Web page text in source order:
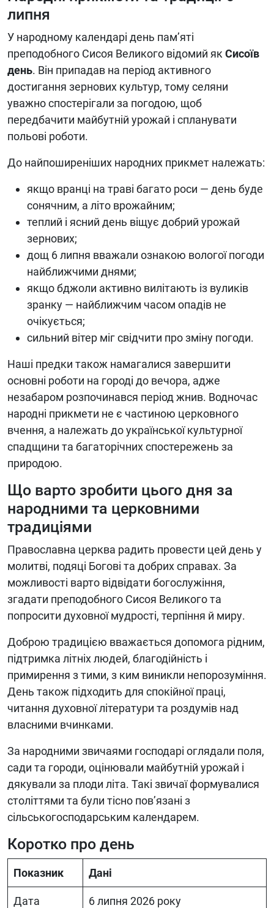
липня
У народному календарі день пам’яті
преподобного Сисоя Великого відомий як Сисоїв
день. Він припадав на період активного
достигання зернових культур, тому селяни
уважно спостерігали за погодою, щоб
передбачити майбутній урожай і спланувати
польові роботи.
До найпоширеніших народних прикмет належать:
якщо вранці на траві багато роси — день буде
сонячним, а літо врожайним;
теплий і ясний день віщує добрий урожай
зернових;
дощ 6 липня вважали ознакою вологої погоди
найближчими днями;
якщо бджоли активно вилітають із вуликів
зранку — найближчим часом опадів не
очікується;
сильний вітер міг свідчити про зміну погоди.
Наші предки також намагалися завершити
основні роботи на городі до вечора, адже
незабаром розпочинався період жнив. Водночас
народні прикмети не є частиною церковного
вчення, а належать до української культурної
спадщини та багаторічних спостережень за
природою.
Що варто зробити цього дня за
народними та церковними
традиціями
Православна церква радить провести цей день у
молитві, подяці Богові та добрих справах. За
можливості варто відвідати богослужіння,
згадати преподобного Сисоя Великого та
попросити духовної мудрості, терпіння й миру.
Доброю традицією вважається допомога рідним,
підтримка літніх людей, благодійність і
примирення з тими, з ким виникли непорозуміння.
День також підходить для спокійної праці,
читання духовної літератури та роздумів над
власними вчинками.
За народними звичаями господарі оглядали поля,
сади та городи, оцінювали майбутній урожай і
дякували за плоди літа. Такі звичаї формувалися
століттями та були тісно пов’язані з
сільськогосподарським календарем.
Коротко про день
Показник Дані
Дата 6 липня 2026 року